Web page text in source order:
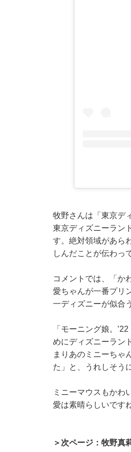
牧野さんは「東京デ
東京ディズニーラン
す。絶対領域があら
しんだことが伝わっ
コメントでは、「か
愛ちゃんが一番プリ
一ディズニーが似合
「モーニング娘。
めにディズニーラン
まりあのミニーちゃ
た」と、うれしそう
ミニーマウスもかわ
愛は素晴らしいです
＞次ページ：牧野真